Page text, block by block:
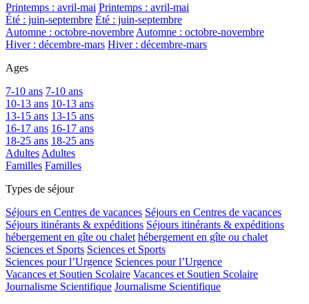
Printemps : avril-mai Printemps : avril-mai
Été : juin-septembre Été : juin-septembre
Automne : octobre-novembre Automne : octobre-novembre
Hiver : décembre-mars Hiver : décembre-mars
Ages
7-10 ans 7-10 ans
10-13 ans 10-13 ans
13-15 ans 13-15 ans
16-17 ans 16-17 ans
18-25 ans 18-25 ans
Adultes Adultes
Familles Familles
Types de séjour
Séjours en Centres de vacances Séjours en Centres de vacances
Séjours itinérants & expéditions Séjours itinérants & expéditions
hébergement en gîte ou chalet hébergement en gîte ou chalet
Sciences et Sports Sciences et Sports
Sciences pour l’Urgence Sciences pour l’Urgence
Vacances et Soutien Scolaire Vacances et Soutien Scolaire
Journalisme Scientifique Journalisme Scientifique